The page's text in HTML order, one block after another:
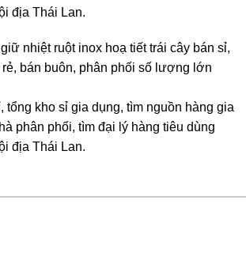
địa Thái Lan.
nhiệt ruột inox hoạ tiết trái cây bán sỉ,
bán buôn, phân phối số lượng lớn
tổng kho sỉ gia dụng, tìm nguồn hàng gia
phân phối, tìm đại lý hàng tiêu dùng
địa Thái Lan.